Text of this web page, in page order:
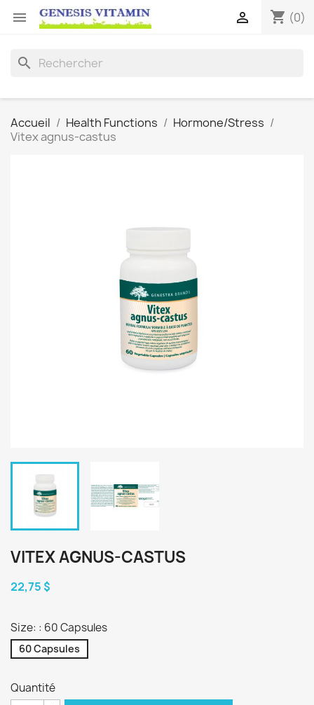
 shopping_cart (0)

search
Accueil Health Functions
Hormone/Stress
Vitex agnus-castus
VITEX AGNUS-CASTUS
22,75 $
Size: : 60 Capsules
60 Capsules
Quantité